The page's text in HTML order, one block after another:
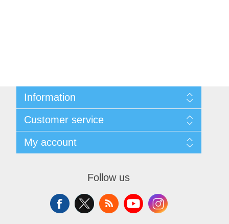
Information
Shipping & returns
Privacy notice
About us
Contact us
Customer service
News
Blog
My account
Follow us